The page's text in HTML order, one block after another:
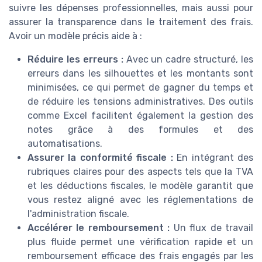
suivre les dépenses professionnelles, mais aussi pour
assurer la transparence dans le traitement des frais.
Avoir un modèle précis aide à :
Réduire les erreurs :Avec un cadre structuré, les
erreurs dans les silhouettes et les montants sont
minimisées, ce qui permet de gagner du temps et
de réduire les tensions administratives. Des outils
comme Excel facilitent également la gestion des
notes grâce à des formules et des
automatisations.
Assurer la conformité fiscale :En intégrant des
rubriques claires pour des aspects tels que la TVA
et les déductions fiscales, le modèle garantit que
vous restez aligné avec les réglementations de
l'administration fiscale.
Accélérer le remboursement : Un flux de travail
plus fluide permet une vérification rapide et un
remboursement efficace des frais engagés par les